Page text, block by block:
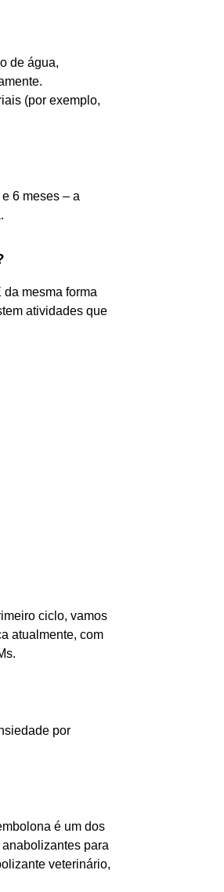
de água,
(por exemplo,
6 meses – a
mesma forma
atividades que
ciclo, vamos
atualmente, com
por
é um dos
para
veterinário,